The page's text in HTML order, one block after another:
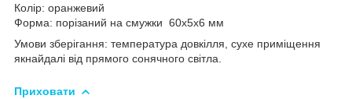
Колір: оранжевий
Форма: порізаний на смужки 60х5х6 мм
Умови зберігання: температура довкілля, сухе приміщення
якнайдалі від прямого сонячного світла.
Приховати